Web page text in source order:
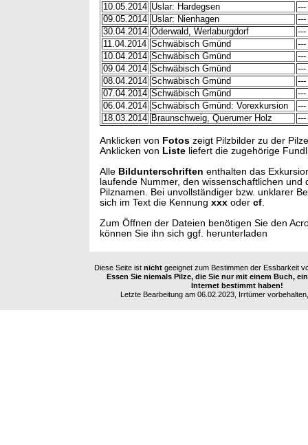
10.05.2014 Uslar: Hardegsen
---
09.05.2014 Uslar: Nienhagen
---
30.04.2014 Oderwald, Werlaburgdorf
---
11.04.2014 Schwäbisch Gmünd
---
10.04.2014 Schwäbisch Gmünd
---
09.04.2014 Schwäbisch Gmünd
---
08.04.2014 Schwäbisch Gmünd
---
07.04.2014 Schwäbisch Gmünd
---
06.04.2014 Schwäbisch Gmünd: Vorexkursion
---
18.03.2014 Braunschweig, Querumer Holz ---
Anklicken von Fotos zeigt Pilzbilder zu der
Anklicken von Liste liefert die zugehörige
Alle Bildunterschriften enthalten das
laufende Nummer, den wissenschaftlichen und
Pilznamen. Bei unvollständiger bzw. unklarer
sich im Text die Kennung xxx oder cf
Zum Öffnen der Dateien benötigen Sie den
können Sie ihn sich ggf. herunterladen
Diese Seite ist nichtgeeignet zum Bestimmen der Essbarkeit
Essen Sie niemals Pilze, die Sie nur mit einem Buch,
Internet bestimmt haben!
Letzte Bearbeitung am 06.02.2023, Irrtümer